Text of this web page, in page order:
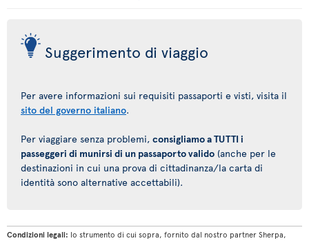
Suggerimento di viaggio
Per avere informazioni sui requisiti passaporti e visti, visita il
sito del governo italiano.
Per viaggiare senza problemi, consigliamo a TUTTI i
passeggeri di munirsi di un passaporto valido (anche per le
destinazioni in cui una prova di cittadinanza/la carta di
identità sono alternative accettabili).
Condizioni legali: lo strumento di cui sopra, fornito dal nostro partner Sherpa,